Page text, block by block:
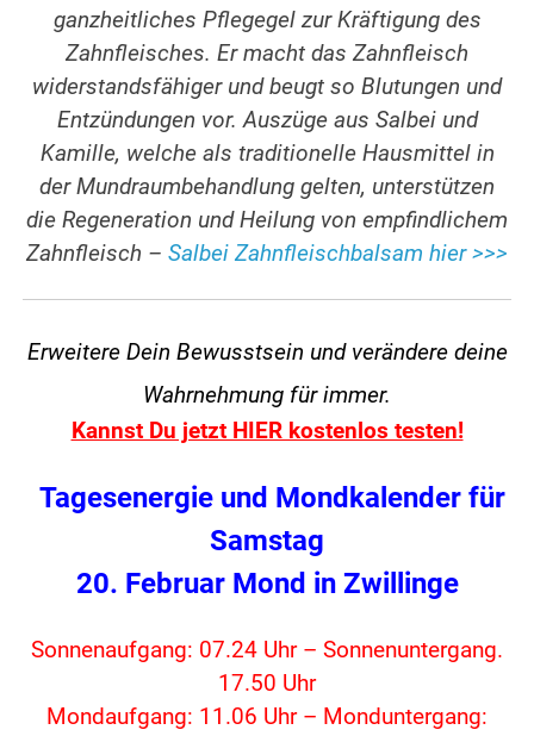
ganzheitliches Pflegegel zur Kräftigung des
Zahnfleisches. Er macht das Zahnfleisch
widerstandsfähiger und beugt so Blutungen und
Entzündungen vor. Auszüge aus Salbei und
Kamille, welche als traditionelle Hausmittel in
der Mundraumbehandlung gelten, unterstützen
die Regeneration und Heilung von empfindlichem
Zahnfleisch – Salbei Zahnfleischbalsam hier >>>
Erweitere Dein Bewusstsein und verändere deine
Wahrnehmung für immer.
Kannst Du jetzt HIER kostenlos testen!
Tagesenergie und Mondkalender für
Samstag
20. Februar Mond in Zwillinge
Sonnenaufgang: 07.24 Uhr – Sonnenuntergang.
17.50 Uhr
Mondaufgang: 11.06 Uhr – Monduntergang: